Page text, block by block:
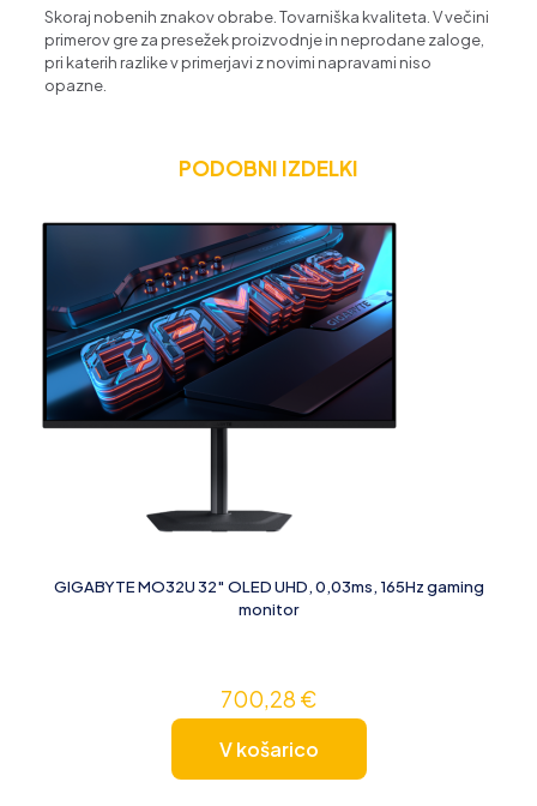
Skoraj nobenih znakov obrabe. Tovarniška kvaliteta. V večini
primerov gre za presežek proizvodnje in neprodane zaloge,
pri katerih razlike v primerjavi z novimi napravami niso
opazne.
PODOBNI IZDELKI
GIGABYTE MO32U 32″ OLED UHD, 0,03ms, 165Hz gaming
monitor
700,28 €
V košarico